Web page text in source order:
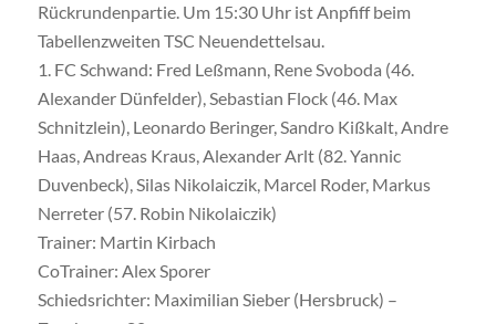
Rückrundenpartie. Um 15:30 Uhr ist Anpfiff beim
Tabellenzweiten TSC Neuendettelsau.
1. FC Schwand: Fred Leßmann, Rene Svoboda (46.
Alexander Dünfelder), Sebastian Flock (46. Max
Schnitzlein), Leonardo Beringer, Sandro Kißkalt, Andre
Haas, Andreas Kraus, Alexander Arlt (82. Yannic
Duvenbeck), Silas Nikolaiczik, Marcel Roder, Markus
Nerreter (57. Robin Nikolaiczik)
Trainer: Martin Kirbach
CoTrainer: Alex Sporer
Schiedsrichter: Maximilian Sieber (Hersbruck) –